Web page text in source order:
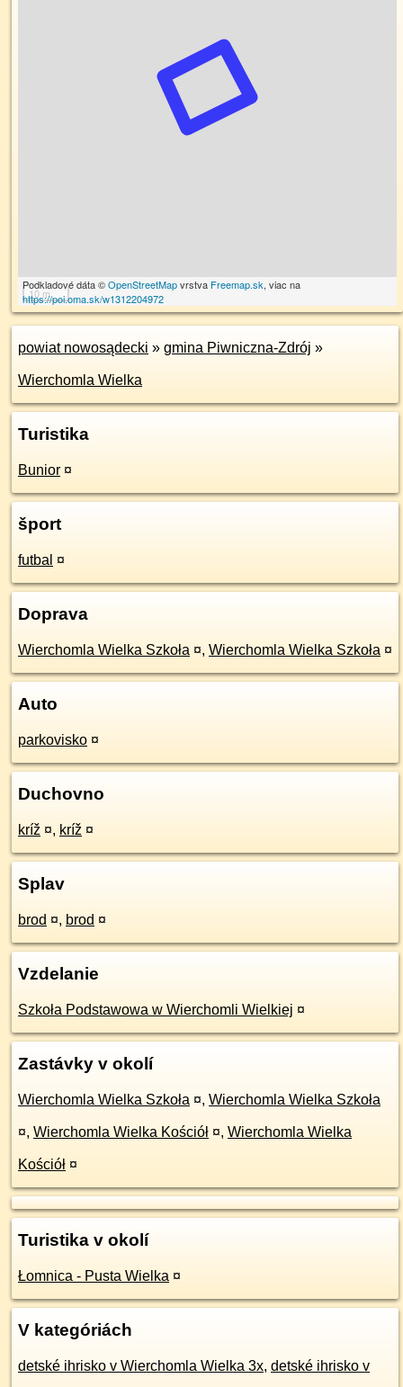
10 m
Podkladové dáta ©OpenStreetMapvrstva Freemap.sk, viac na
https://poi.oma.sk/w1312204972
powiat nowosądecki » gmina Piwniczna-Zdrój »
Wierchomla Wielka
Turistika
Bunior ¤
šport
futbal ¤
Doprava
Wierchomla Wielka Szkoła ¤, Wierchomla Wielka Szkoła ¤
Auto
parkovisko ¤
Duchovno
kríž ¤, kríž ¤
Splav
brod ¤, brod ¤
Vzdelanie
Szkoła Podstawowa w Wierchomli Wielkiej ¤
Zastávky v okolí
Wierchomla Wielka Szkoła ¤, Wierchomla Wielka Szkoła
¤, Wierchomla Wielka Kościół ¤, Wierchomla Wielka
Kościół ¤
Turistika v okolí
Łomnica - Pusta Wielka ¤
V kategóriách
detské ihrisko v Wierchomla Wielka 3x, detské ihrisko v